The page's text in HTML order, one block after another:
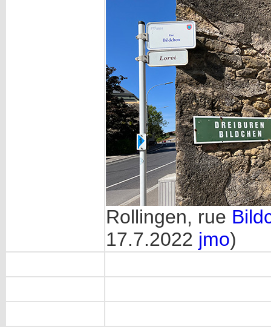
Rollingen, rue
17.7.2022 jmo)